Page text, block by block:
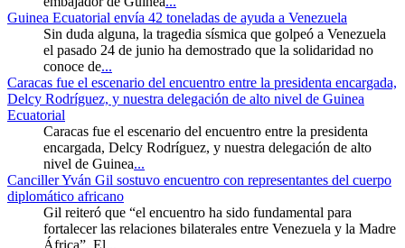
Guinea Ecuatorial envía 42 toneladas de ayuda a Venezuela
Sin duda alguna, la tragedia sísmica que golpeó a Venezuela
el pasado 24 de junio ha demostrado que la solidaridad no
conoce de...
Caracas fue el escenario del encuentro entre la presidenta encargada,
Delcy Rodríguez, y nuestra delegación de alto nivel de Guinea
Ecuatorial
Caracas fue el escenario del encuentro entre la presidenta
encargada, Delcy Rodríguez, y nuestra delegación de alto
nivel de Guinea...
Canciller Yván Gil sostuvo encuentro con representantes del cuerpo
diplomático africano
Gil reiteró que “el encuentro ha sido fundamental para
fortalecer las relaciones bilaterales entre Venezuela y la Madre
África”. El...